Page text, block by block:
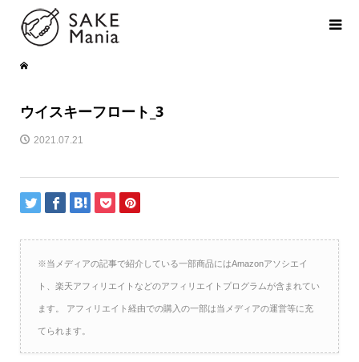
ウイスキーフロート_3
2021.07.21
※当メディアの記事で紹介している一部商品にはAmazonアソシエイ
ト、楽天アフィリエイトなどのアフィリエイトプログラムが含まれてい
ます。 アフィリエイト経由での購入の一部は当メディアの運営等に充
てられます。